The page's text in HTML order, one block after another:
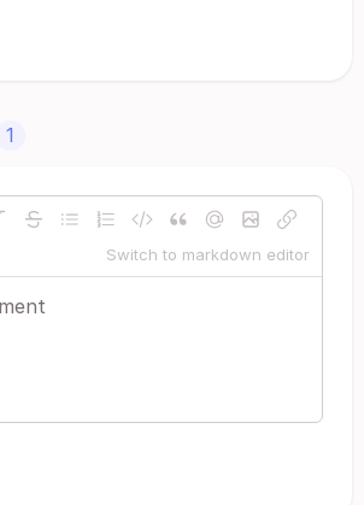
1
Switch to markdown editor